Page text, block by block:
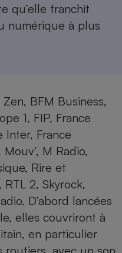
qu’elle franchit
numérique à plus
BFM Business,
1, FIP, France
Inter, France
M Radio,
Rire et
RTL 2, Skyrock,
D’abord lancées
elles couvriront à
en particulier